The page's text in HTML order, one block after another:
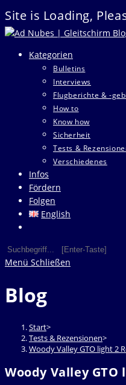
Site is Loading,
Zum
springenKategorien
Bulletins
Interviews
Flugberichte & -
How to
Know how
Sicherheit
Tests &
Verschiedenes
Infos
Fördern
Folgen
English
umschalten
Diese
Website
Menü Schließen
Blog
Start>
Tests & Rezensionen>
Woody Valley GTO light 2
Woody Valley GTO